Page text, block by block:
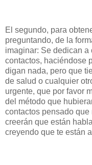
El segundo, para
preguntando, de la
imaginar: Se dedican
contactos, haciéndose
digan nada, pero que
de salud o cualquier
urgente, que por favor
del método que
contactos pensado
creerán que están
creyendo que te están